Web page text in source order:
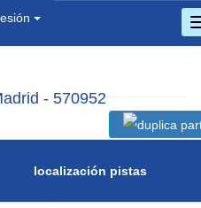
- 570952
localización pistas